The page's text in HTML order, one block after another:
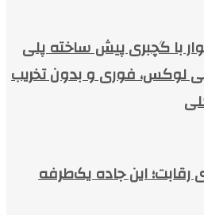
با گچبری پیش ساخته پلی
لوکس، فوری و بدون تخریب
شورای رقابت؛ این جاده یک‌طرفه